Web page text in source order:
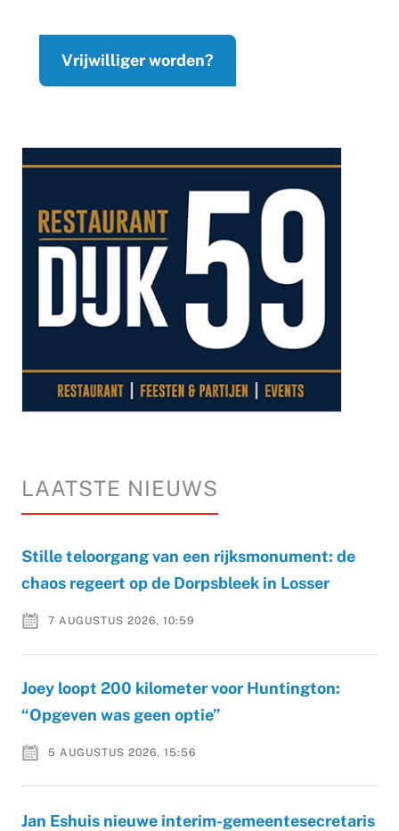
Vrijwilliger worden?
LAATSTE NIEUWS
Stille teloorgang van een rijksmonument: de
chaos regeert op de Dorpsbleek in Losser
7 AUGUSTUS 2026, 10:59
Joey loopt 200 kilometer voor Huntington:
“Opgeven was geen optie”
5 AUGUSTUS 2026, 15:56
Jan Eshuis nieuwe interim-gemeentesecretaris